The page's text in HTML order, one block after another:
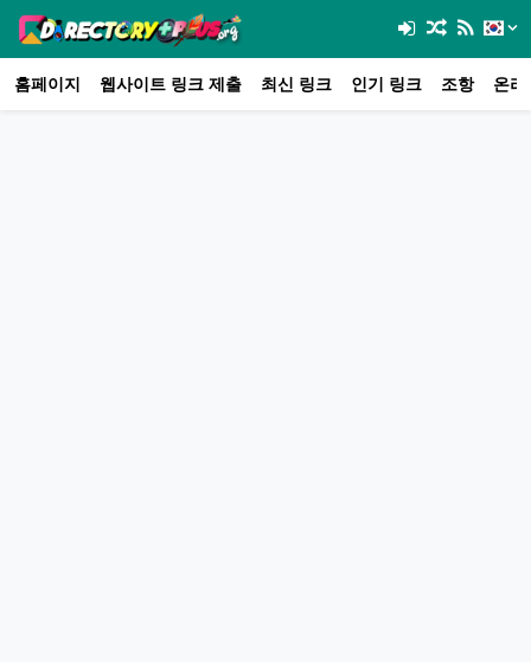
홈페이지 웹사이트 링크 제출 최신 링크 인기 링크 조항 온